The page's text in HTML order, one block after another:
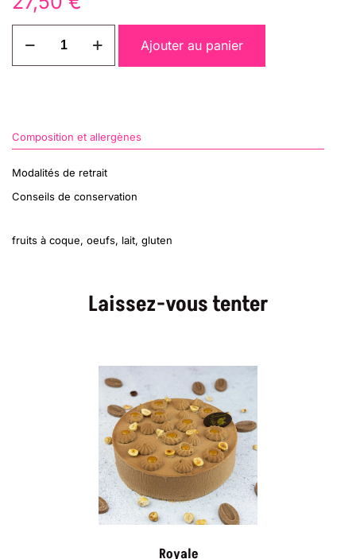
Ajouter au panier
Composition et allergènes
Modalités de retrait
Conseils de conservation
fruits à coque, oeufs, lait, gluten
Laissez-vous tenter
Royale